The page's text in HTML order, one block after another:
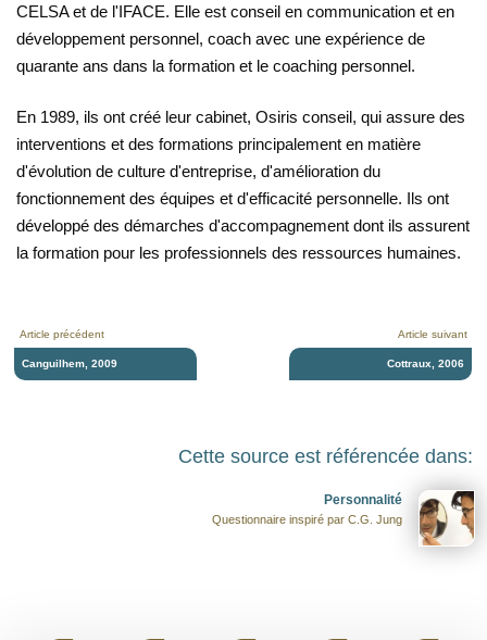
CELSA et de l'IFACE. Elle est conseil en communication et en
développement personnel, coach avec une expérience de
quarante ans dans la formation et le coaching personnel.
En 1989, ils ont créé leur cabinet, Osiris conseil, qui assure des
interventions et des formations principalement en matière
d'évolution de culture d'entreprise, d'amélioration du
fonctionnement des équipes et d'efficacité personnelle. Ils ont
développé des démarches d'accompagnement dont ils assurent
la formation pour les professionnels des ressources humaines.
Article précédent
Canguilhem, 2009
Article suivant
Cottraux, 2006
Cette source est référencée dans:
Personnalité
Questionnaire inspiré par C.G. Jung